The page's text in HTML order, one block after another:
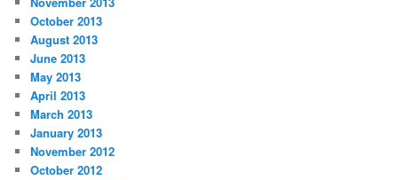
October 2013
August 2013
June 2013
May 2013
April 2013
March 2013
January 2013
November 2012
October 2012